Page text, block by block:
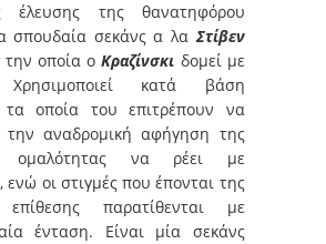
έλευσης της θανατηφόρου
σπουδαία σεκάνς α λαΣτίβεν
την οποία οΚραζίνσκι δομεί με
Χρησιμοποιεί κατά βάση
τα οποία του επιτρέπουν να
την αναδρομική αφήγηση της
ομαλότητας να ρέει με
ενώ οι στιγμές που έπονται της
επίθεσης παρατίθενται με
ένταση. Είναι μία σεκάνς